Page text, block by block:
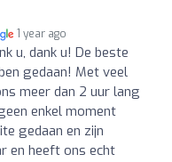
1 year ago
u, dank u! De beste
gedaan! Met veel
meer dan 2 uur lang
enkel moment
gedaan en zijn
en heeft ons echt